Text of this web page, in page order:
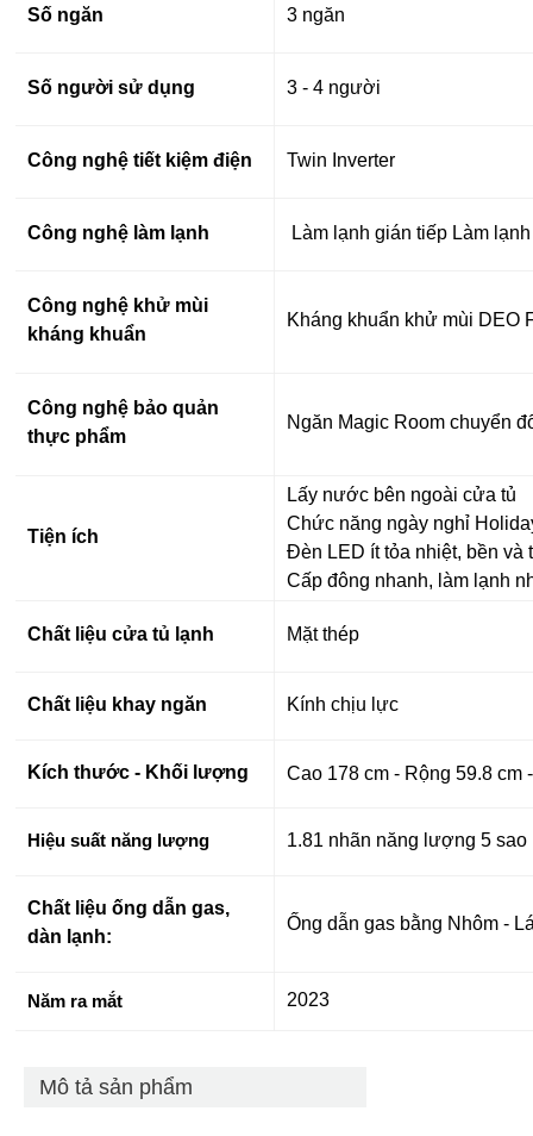
Số ngăn 3 ngăn
Số người sử dụng 3 - 4 người
Công nghệ tiết kiệm điện Twin Inverter
Công nghệ làm lạnh Làm lạnh gián tiếp Làm
Công nghệ khử mùi
kháng khuẩn
Kháng khuẩn khử mùi DEO
Công nghệ bảo quản
thực phẩm
Ngăn Magic Room chuyển
Tiện ích
Lấy nước bên ngoài cửa tủ
Chức năng ngày nghỉ
Đèn LED ít tỏa nhiệt, bền và
Cấp đông nhanh, làm lạnh
Chất liệu cửa tủ lạnh Mặt thép
Chất liệu khay ngăn Kính chịu lực
Kích thước - Khối lượng Cao 178 cm - Rộng 59.8 cm
Hiệu suất năng lượng 1.81 nhãn năng lượng 5 sao
Chất liệu ống dẫn gas,
dàn lạnh:
Ống dẫn gas bằng Nhôm -
Năm ra mắt 2023
Mô tả sản phẩm